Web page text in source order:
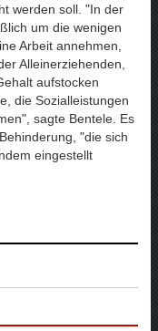
werden soll. "In der
um die wenigen
Arbeit annehmen,
Alleinerziehenden,
aufstocken
die Sozialleistungen
sagte Bentele. Es
"die sich
eingestellt